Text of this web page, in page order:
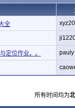
全
定位作业。。 pauly
所有时间均为